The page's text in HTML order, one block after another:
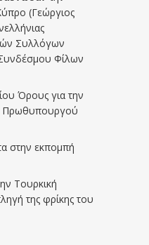
(Γεώργιος
Συλλόγων
Φίλων
Όρους για την
Πρωθυπουργού
στην εκπομπή
Τουρκική
της φρίκης του